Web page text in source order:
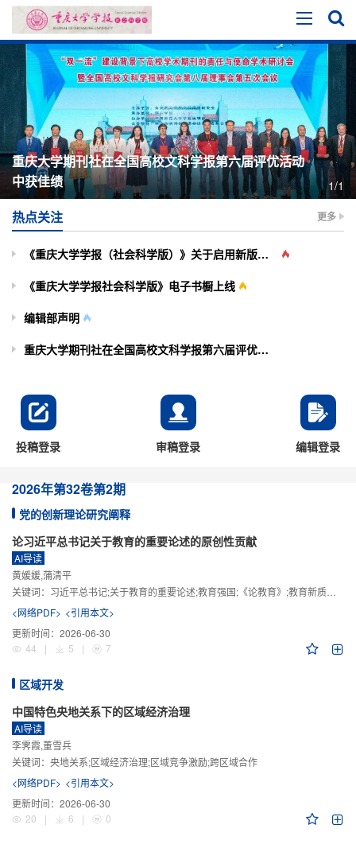
重庆大学期刊社在全国高校文科学报第六届评优活动
中获佳绩
1/1
热点关注 更多
《重庆大学学报（社会科学版）》关于启用新版投审稿系统的通知
《重庆大学学报社会科学版》电子书橱上线
编辑部声明
重庆大学期刊社在全国高校文科学报第六届评优活动中获佳绩
投稿登录 审稿登录 编辑登录
2026年第32卷第2期
党的创新理论研究阐释
论习近平总书记关于教育的重要论述的原创性贡献
AI导读
黄媛媛,蒲清平
关键词： 习近平总书记;关于教育的重要论述;教育强国;《论教育》;教育新质生产力;教育人工智能
<网络PDF> <引用本文>
更新时间： 2026-06-30
44
| 5 | 7
区域开发
中国特色央地关系下的区域经济治理
AI导读
李霁霞,董雪兵
关键词： 央地关系;区域经济治理;区域竞争激励;跨区域合作
<网络PDF> <引用本文>
更新时间： 2026-06-30
20
| 6 | 0